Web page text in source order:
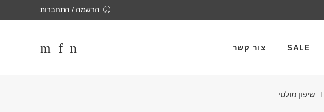
הרשמה / התחברות
SALE צור קשר
שיפון מולטי